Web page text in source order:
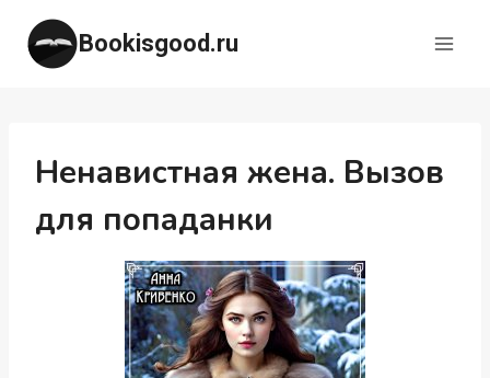
Перейти
содержимому
Bookisgood.ru
Ненавистная жена. Вызов
для попаданки